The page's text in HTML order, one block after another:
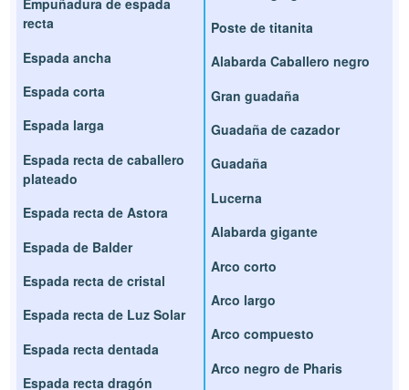
Empuñadura de espada
recta
Espada ancha
Espada corta
Espada larga
Espada recta de caballero
plateado
Espada recta de Astora
Espada de Balder
Espada recta de cristal
Espada recta de Luz Solar
Espada recta dentada
Espada recta dragón
Poste de titanita
Alabarda Caballero negro
Gran guadaña
Guadaña de cazador
Guadaña
Lucerna
Alabarda gigante
Arco corto
Arco largo
Arco compuesto
Arco negro de Pharis